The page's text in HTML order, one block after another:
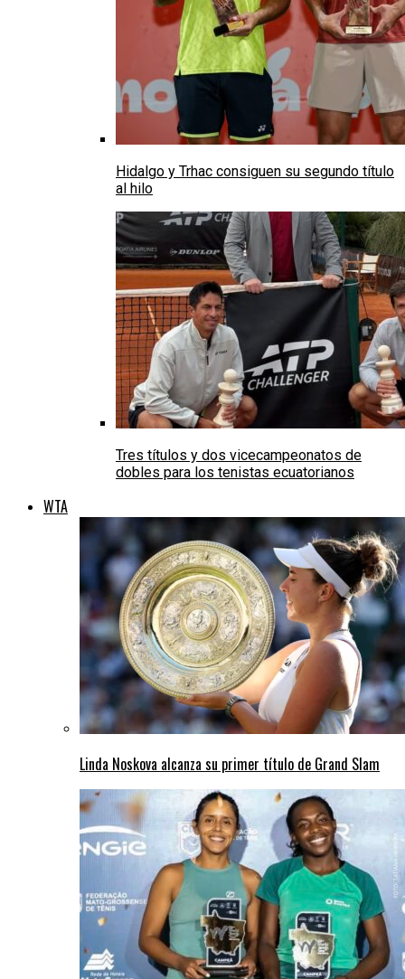
Hidalgo y Trhac consiguen su segundo título
al hilo
Tres títulos y dos vicecampeonatos de
dobles para los tenistas ecuatorianos
WTA
Linda Noskova alcanza su primer título de Grand Slam